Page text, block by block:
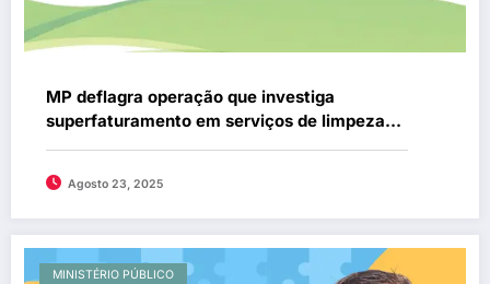
MP deflagra operação que investiga
superfaturamento em serviços de limpeza
pública e engenharia civil em Santana do
Agosto 23, 2025
MINISTÉRIO PÚBLICO